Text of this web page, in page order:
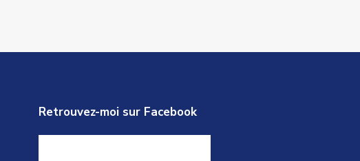
Retrouvez-moi sur Facebook